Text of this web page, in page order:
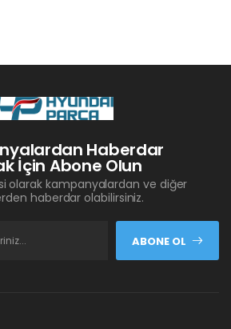
Haberdar
İçin Abone Olun
olarak kampanyalardan ve diğer
haberdar olabilirsiniz.
ABONE OL